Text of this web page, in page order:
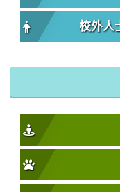
校外人